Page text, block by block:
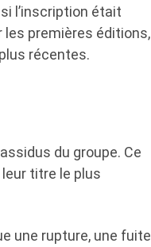
l’inscription était
les premières éditions,
récentes.
du groupe. Ce
titre le plus
une rupture, une fuite